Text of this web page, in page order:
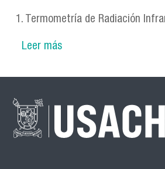
1. Termometría de Radiación
Leer mássobre CIDE-USACH